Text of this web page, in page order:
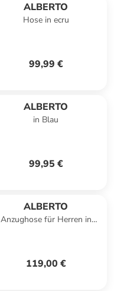
ALBERTO
Hose in ecru
99,99 €
ALBERTO
in Blau
99,95 €
ALBERTO
Anzughose für Herren in
119,00 €